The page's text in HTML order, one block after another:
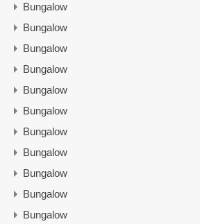
Bungalow
Bungalow
Bungalow
Bungalow
Bungalow
Bungalow
Bungalow
Bungalow
Bungalow
Bungalow
Bungalow